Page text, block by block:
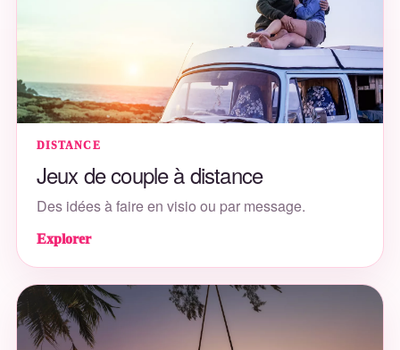
DISTANCE
Jeux de couple à distance
Des idées à faire en visio ou par message.
Explorer